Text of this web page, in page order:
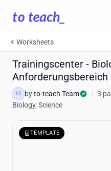
Worksheets
Trainingscenter -
Anforderungsbereich
TT byto-teach Team | 3
Biology, Science
TEMPLATE